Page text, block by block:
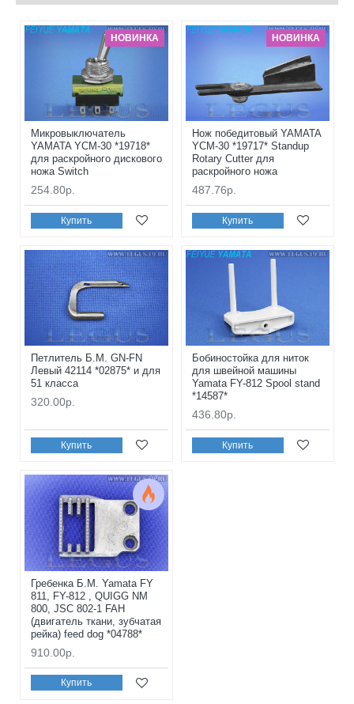
НОВИНКА
Микровыключатель
YAMATA YCM-30 *19718*
для раскройного дискового
ножа Switch
254.80р.
Купить
НОВИНКА
Нож победитовый YAMATA
YCM-30 *19717* Standup
Rotary Cutter для
раскройного ножа
487.76р.
Купить
Петлитель Б.М. GN-FN
Левый 42114 *02875* и для
51 класса
320.00р.
Купить
Бобиностойка для ниток
для швейной машины
Yamata FY-812 Spool stand
*14587*
436.80р.
Купить
Гребенка Б.М. Yamata FY
811, FY-812 , QUIGG NM
800, JSC 802-1 FAH
(двигатель ткани, зубчатая
рейка) feed dog *04788*
910.00р.
Купить